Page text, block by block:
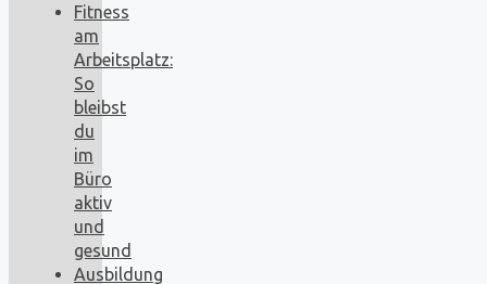
Fitness
am
Arbeitsplatz:
So
bleibst
du
im
Büro
aktiv
und
gesund
Ausbildung